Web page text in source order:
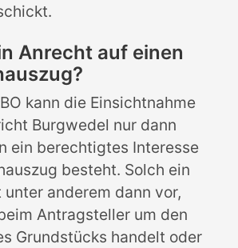
Anrecht auf einen
kann die Einsichtnahme
Burgwedel nur dann
ein berechtigtes Interesse
besteht. Solch ein
anderem dann vor,
Antragsteller um den
Grundstücks handelt oder